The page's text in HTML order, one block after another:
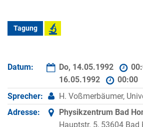
Tagung
Datum: Do, 14.05.1992
16.05.1992
00:00
Sprecher:
H. Voßmerbäumer,
Adresse:
Physikzentrum Bad
Hauptstr. 5, 53604 Bad